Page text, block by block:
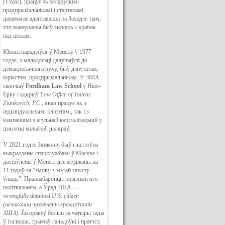
(Тэхас), працуе зь беларускімі
прадпрымальнікамі і стартапамі,
дапамагае адаптавацца на Захадзе тым,
хто вымушаны быў зьехаць з краіны
пад ціскам.
Юрась нарадзіўся ў Менску ў 1977
годзе, з маладосьці далучыўся да
дэмакратычнага руху, быў дэпутатам,
юрыстам, прадпрымальнікам. У ЗША
скончыў Fordham Law School у Нью-
Ёрку і адкрыў Law Office of Youras
Ziankovich, P.C., якая працуе як з
індывідуальнымі кліентамі, так і з
кампаніямі з агульнай капіталізацыяй у
дзясяткі мільёнаў даляраў.
У 2021 годзе Зянковіч быў гвалтоўна
выкрадзены спэцслужбамі ў Маскве і
дастаўлены ў Менск, дзе асуджаны на
11 гадоў за “змову з мэтай захопу
ўлады”. Праваабаронцы прызналі яго
палітвязьнем, а Ўрад ЗША —
wrongfully detained U.S. citizen
(незаконна захоплены грамадзянін
ЗША). Ён правёў больш за чатыры гады
ў ізаляцыі, трымаў галадоўкі і пратэст,